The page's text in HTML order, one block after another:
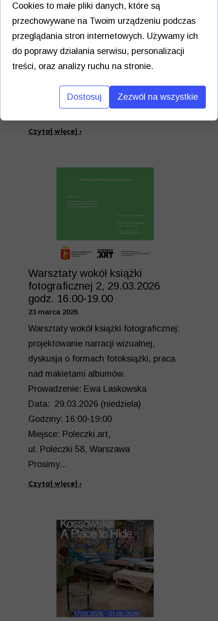
budowanie struktury książki
artystycznej.
Zaprezentuję książki, opowiem o
rodzajach szycia i klejenia.
Przeanalizujemy struktury książek
Prowadzenie: Ewa Laskowska
Czytaj więcej ›
Warsztaty wokół książki
fotograficznej 2, 29.03.2026
godz. 16.00-19.00
23 marca 2026
Warsztaty wokół książki fotograficznej:
projektowanie narracji wizualnej,
dyskusja o formach fotoksiążki, praca
nad makietami albumów.
Prowadzenie: Ewa Laskowska
Data: 29.03.2026 (niedziela)
Godziny: 16:00-19:00
Miejsce: Poleczki.art,
ul. Poleczki 58, Warszawa
Prosimy...
Czytaj więcej ›
Cookies to małe pliki danych, które są
przechowywane na Twoim urządzeniu podczas
przeglądania stron internetowych. Używamy ich
do poprawy działania serwisu, personalizacji
treści, oraz analizy ruchu na stronie.
Dostosuj Zezwól na wszystkie